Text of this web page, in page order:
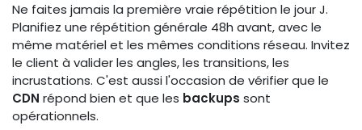
Ne faites jamais la première vraie répétition le jour J.
Planifiez une répétition générale 48h avant, avec le
même matériel et les mêmes conditions réseau. Invitez
le client à valider les angles, les transitions, les
incrustations. C'est aussi l'occasion de vérifier que le
CDN répond bien et que les backups sont
opérationnels.